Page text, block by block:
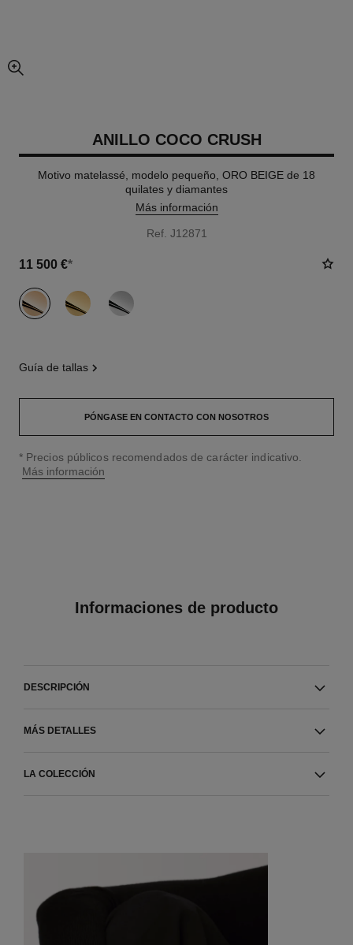
imagen agrandada
ANILLO COCO CRUSH
Motivo matelassé, modelo pequeño, ORO BEIGE de 18
quilates y diamantes
Más información
Ref. J12871
11 500 €*
variante (3)
guía de tallas
PÓNGASE EN CONTACTO CON NOSOTROS
↩
* Precios públicos recomendados de carácter indicativo.
Más información
Informaciones de producto
DESCRIPCIÓN
MÁS DETALLES
LA COLECCIÓN